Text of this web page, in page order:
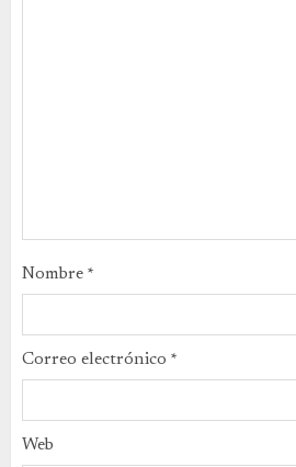
Nombre *
Correo electrónico *
Web